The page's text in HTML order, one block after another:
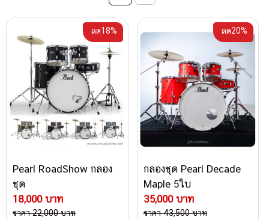
Pearl RoadShow กลอง
ชุด
18,000 บาท
ลด18%
ราคา 22,000 บาท
กลองชุด Pearl Decade
Maple 5ใบ
35,000 บาท
ลด20%
ราคา 43,500 บาท